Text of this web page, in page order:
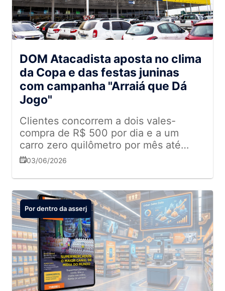
DOM Atacadista aposta no clima
da Copa e das festas juninas
com campanha "Arraiá que Dá
Jogo"
Clientes concorrem a dois vales-
compra de R$ 500 por dia e a um
carro zero quilômetro por mês até
novembro ao participarem da
03/06/2026
Por dentro da asserj